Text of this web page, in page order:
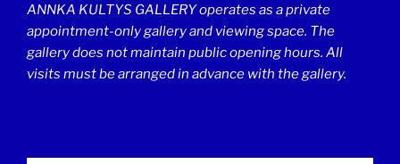
ANNKA KULTYS GALLERY operates as a private
appointment-only gallery and viewing space. The
gallery does not maintain public opening hours. All
visits must be arranged in advance with the gallery.